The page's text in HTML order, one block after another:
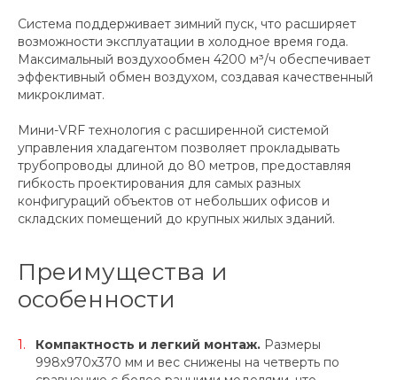
Система поддерживает зимний пуск, что расширяет
возможности эксплуатации в холодное время года.
Максимальный воздухообмен 4200 м³/ч обеспечивает
эффективный обмен воздухом, создавая качественный
микроклимат.
Мини-VRF технология с расширенной системой
управления хладагентом позволяет прокладывать
трубопроводы длиной до 80 метров, предоставляя
гибкость проектирования для самых разных
конфигураций объектов от небольших офисов и
складских помещений до крупных жилых зданий.
Преимущества и
особенности
Компактность и легкий монтаж. Размеры
998x970x370 мм и вес снижены на четверть по